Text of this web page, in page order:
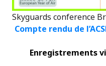
Skyguards conference
Compte rendu de
Enregistrements